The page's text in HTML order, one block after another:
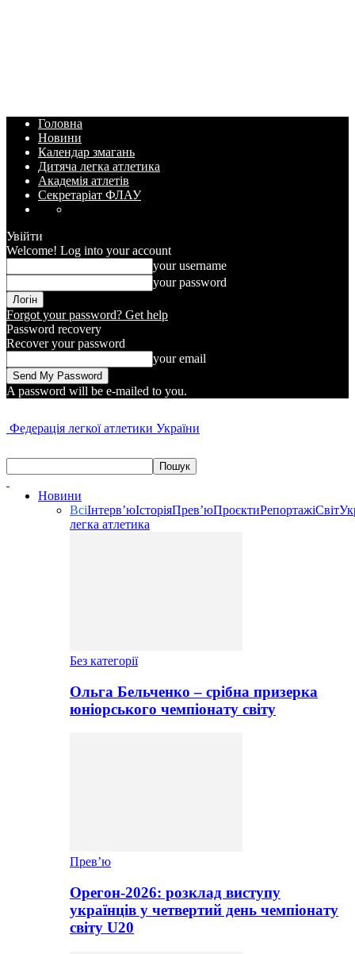
Головна
Новини
Календар змагань
Дитяча легка атлетика
Академія атлетів
Секретаріат ФЛАУ
Увійти
Welcome! Log into your account
your username
your password
Forgot your password? Get help
Password recovery
Recover your password
your email
A password will be e-mailed to you.
Федерація легкої атлетики України
Новини
ВсіІнтерв’юІсторіяПрев’юПроєктиРепортажіСвіт
легка атлетика
Без категорії
Ольга Бельченко – срібна призерка
юніорського чемпіонату світу
Прев’ю
Орегон-2026: розклад виступу
українців у четвертий день чемпіонату
світу U20